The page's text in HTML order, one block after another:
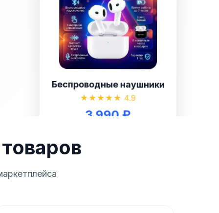
Беспроводные наушники
★★★★★ 4.9
3 990 ₽